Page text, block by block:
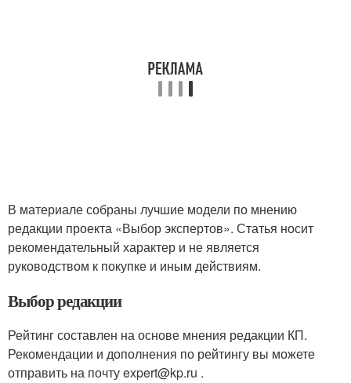
В материале собраны лучшие модели по мнению
редакции проекта «Выбор экспертов». Статья носит
рекомендательный характер и не является
руководством к покупке и иным действиям.
Выбор редакции
Рейтинг составлен на основе мнения редакции КП.
Рекомендации и дополнения по рейтингу вы можете
отправить на почту expert@kp.ru .